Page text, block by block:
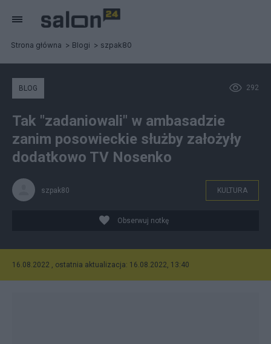
Strona główna Blogi szpak80
292
BLOG
Tak "zadaniowali" w ambasadzie
zanim posowieckie służby założyły
dodatkowo TV Nosenko
szpak80 KULTURA
Obserwuj notkę
16.08.2022 , ostatnia aktualizacja: 16.08.2022, 13:40